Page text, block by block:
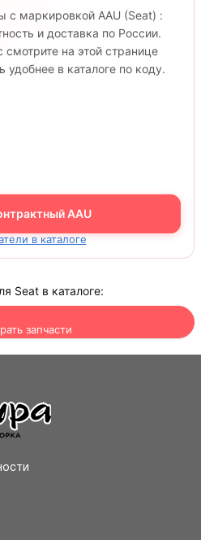
с маркировкой AAU (Seat) :
и доставка по России.
на этой странице
в каталоге по коду.
AAU
в каталоге
Seat в каталоге:
запчасти